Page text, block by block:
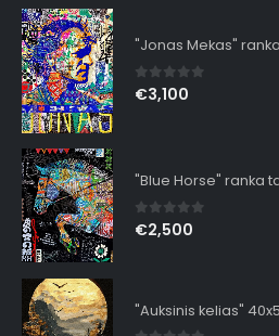
"Jonas Mekas"
0out of 5
€3,100
"Blue Horse" ranka
0out of 5
€2,500
"Auksinis kelias"